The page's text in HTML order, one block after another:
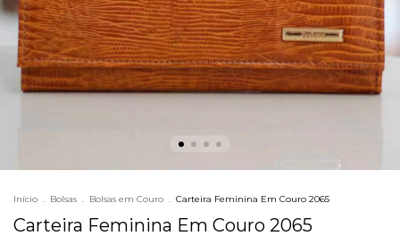
Início . Bolsas . Bolsas em Couro . Carteira Feminina Em Couro 2065
Carteira Feminina Em Couro 2065